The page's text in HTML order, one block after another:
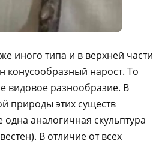
иного типа и в верхней части
конусообразный нарост. То
видовое разнообразие. В
природы этих существ
одна аналогичная скульптура
В отличие от всех